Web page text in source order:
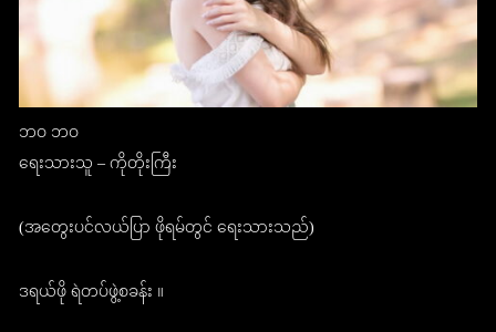
ဘဝ ဘဝ
ရေးသားသူ – ကိုတိုးကြီး
(အတွေးပင်လယ်ပြာ ဖိုရမ်တွင် ရေးသားသည်)
ဒရယ်ဖို ရဲတပ်ဖွဲ့စခန်း ။